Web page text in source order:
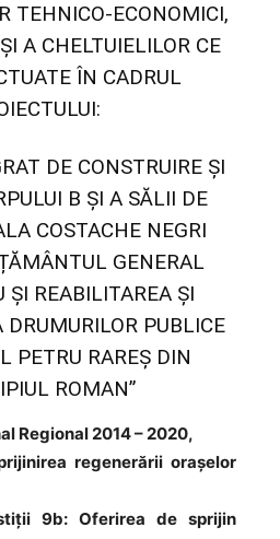
TEHNICO-ECONOMICI,
A CHELTUIELILOR CE
ÎN CADRUL
DE CONSTRUIRE ŞI
B ŞI A SĂLII DE
COSTACHE NEGRI
GENERAL
ŞI REABILITAREA ŞI
PUBLICE
PETRU RAREŞ DIN
ROMAN”
Regional 2014 – 2020,
regenerării orașelor
9b: Oferirea de sprijin